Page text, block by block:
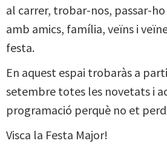
al carrer, trobar-nos, passar-
amb amics, família, veïns i
festa.
En aquest espai trobaràs a
setembre totes les novetats i
programació perquè no et
Visca la Festa Major!